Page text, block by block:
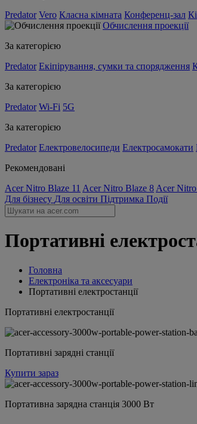
Predator Vero Класна кімната Конференц-зал
Обчислення проекції
За категорією
Predator Екіпірування, сумки та спорядження
За категорією
Predator Wi-Fi 5G
За категорією
Predator Електровелосипеди Електросамокати
Рекомендовані
Acer Nitro Blaze 11 Acer Nitro Blaze 8 Acer
Для бізнесу Для освіти Підтримка Події
Портативні
Головна
Електроніка та аксесуари
Портативні електростанції
Портативні електростанції
Портативні зарядні станції
Купити зараз
Портативна зарядна станція 3000 Вт